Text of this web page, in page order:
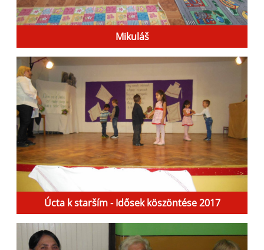
Mikuláš
Úcta k starším - Idősek köszöntése 2017